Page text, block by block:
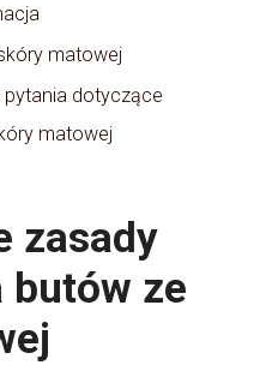
matowej
pytania dotyczące
matowej
zasady
butów ze